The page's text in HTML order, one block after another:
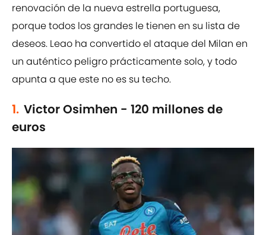
renovación de la nueva estrella portuguesa,
porque todos los grandes le tienen en su lista de
deseos. Leao ha convertido el ataque del Milan en
un auténtico peligro prácticamente solo, y todo
apunta a que este no es su techo.
1. Victor Osimhen - 120 millones de
euros